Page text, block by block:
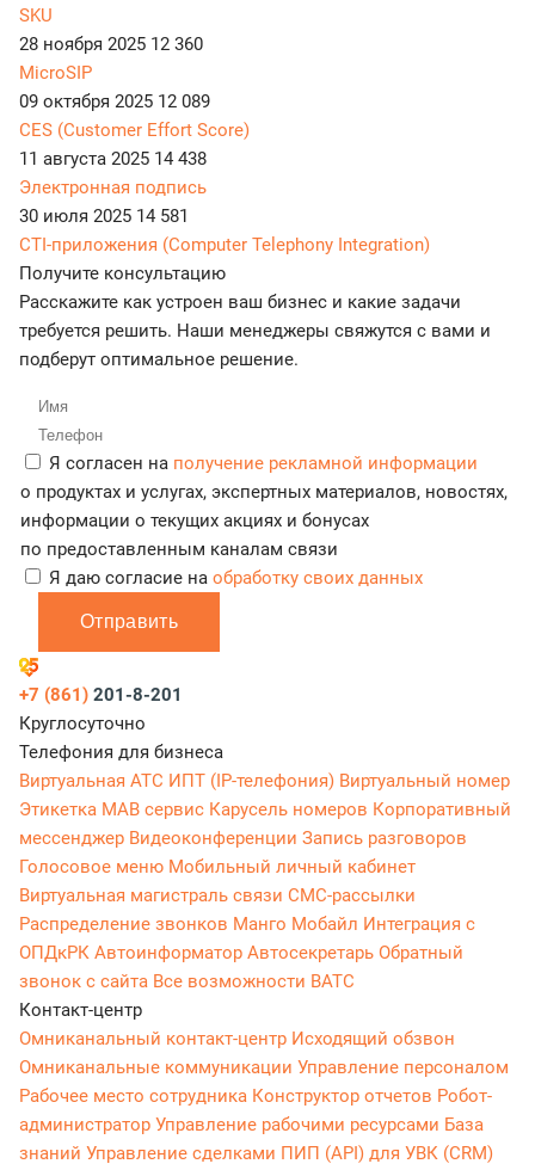
SKU
28 ноября 2025 12 360
MicroSIP
09 октября 2025 12 089
CES (Customer Effort Score)
11 августа 2025 14 438
Электронная подпись
30 июля 2025 14 581
CTI-приложения (Computer Telephony Integration)
Получите консультацию
Расскажите как устроен ваш бизнес и какие задачи
требуется решить. Наши менеджеры свяжутся с вами и
подберут оптимальное решение.
Я согласен на получение рекламной информации
о продуктах и услугах, экспертных материалов, новостях,
информации о текущих акциях и бонусах
по предоставленным каналам связи
Я даю согласие на обработку своих данных
Отправить
+7 (861) 201-8-201
Круглосуточно
Телефония для бизнеса
Виртуальная АТС ИПТ (IP-телефония) Виртуальный номер
Этикетка МАВ сервис Карусель номеров Корпоративный
мессенджер Видеоконференции Запись разговоров
Голосовое меню Мобильный личный кабинет
Виртуальная магистраль связи СМС-рассылки
Распределение звонков Манго Мобайл Интеграция с
ОПДкРК Автоинформатор Автосекретарь Обратный
звонок с сайта Все возможности ВАТС
Контакт-центр
Омниканальный контакт-центр Исходящий обзвон
Омниканальные коммуникации Управление персоналом
Рабочее место сотрудника Конструктор отчетов Робот-
администратор Управление рабочими ресурсами База
знаний Управление сделками ПИП (API) для УВК (CRM)